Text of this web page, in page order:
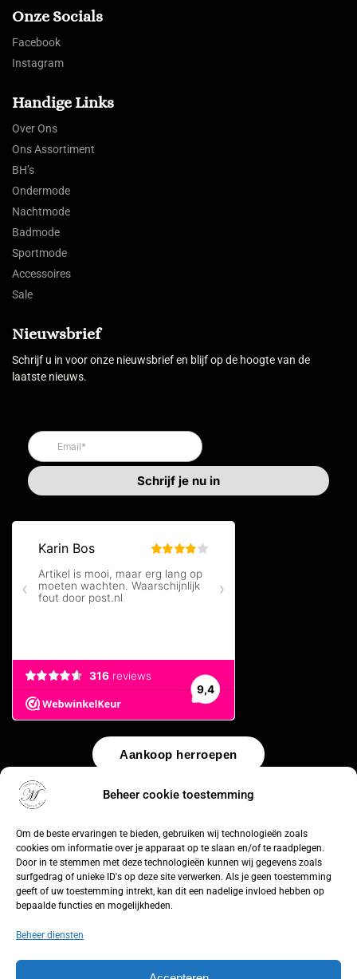
Beheer cookie toestemming
Om de beste ervaringen te bieden, gebruiken wij technologieën zoals
cookies om informatie over je apparaat op te slaan en/of te raadplegen.
Door in te stemmen met deze technologieën kunnen wij gegevens zoals
surfgedrag of unieke ID's op deze site verwerken. Als je geen toestemming
geeft of uw toestemming intrekt, kan dit een nadelige invloed hebben op
bepaalde functies en mogelijkheden.
Beheer diensten
Onze Socials
Facebook
Instagram
Handige Links
Over Ons
Ons Assortiment
BH’s
Ondermode
Nachtmode
Badmode
Sportmode
Accessoires
Sale
Nieuwsbrief
Schrijf u in voor onze nieuwsbrief en blijf op de hoogte van de
laatste nieuws.
Aankoop herroepen
© 2026 by WebUnlimited–Algemene voorwaarden